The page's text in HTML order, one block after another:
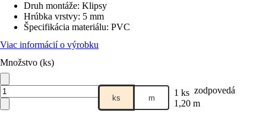
Druh montáže: Klipsy
Hrúbka vrstvy: 5 mm
Špecifikácia materiálu: PVC
Viac informácií o výrobku
Množstvo (ks)
ks m 1 ks zodpovedá
1,20 m